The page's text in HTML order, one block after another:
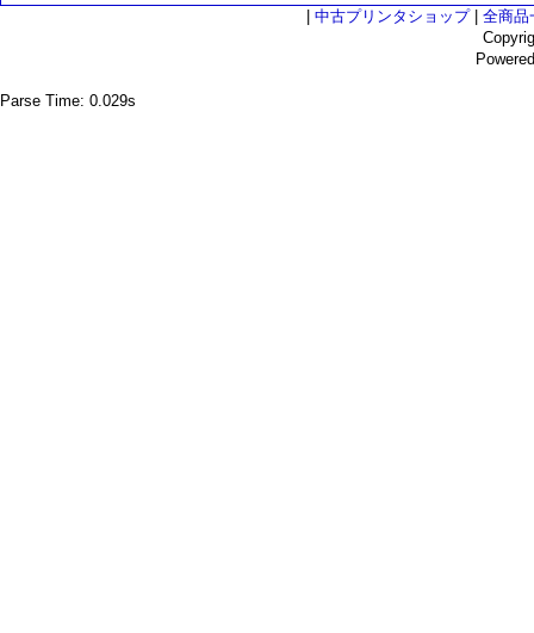
中古プリンタショップ| 全商品
Parse Time: 0.029s